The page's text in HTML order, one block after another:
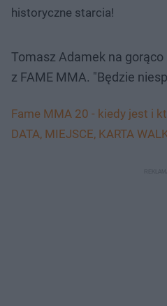
historyczne starcia!
Tomasz Adamek na
z FAME MMA. "Będzie
Fame MMA 20 - kiedy jest i
DATA, MIEJSCE, KARTA